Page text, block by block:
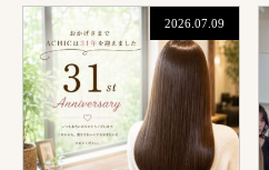
2026.07.09